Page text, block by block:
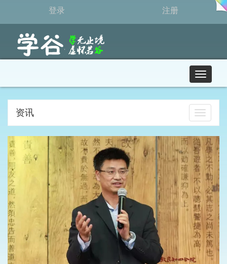
登录 注册
T
o
g
l
e
n
a
i
t
i
o
n
打
开
航
资讯